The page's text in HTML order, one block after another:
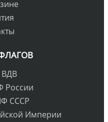
ВДВ
России
СССР
Империи